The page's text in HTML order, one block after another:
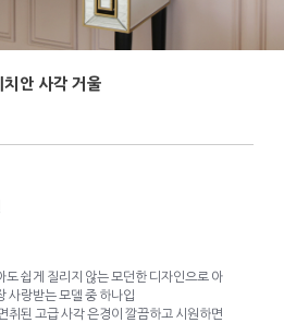
안 사각 거울
도 쉽게 질리지 않는 모던한 디자인으로 아
사랑받는 모델 중 하나입
취된 고급 사각 은경이 깔끔하고 시원하면